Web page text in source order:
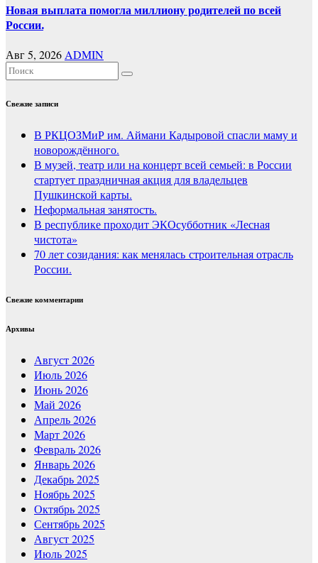
Новая выплата помогла миллиону родителей по всей
России.
Авг 5, 2026 ADMIN
Свежие записи
В РКЦОЗМиР им. Аймани Кадыровой спасли маму и
новорождённого.
В музей, театр или на концерт всей семьей: в России
стартует праздничная акция для владельцев
Пушкинской карты.
Неформальная занятость.
В республике проходит ЭКОсубботник «Лесная
чистота»
70 лет созидания: как менялась строительная отрасль
России.
Свежие комментарии
Архивы
Август 2026
Июль 2026
Июнь 2026
Май 2026
Апрель 2026
Март 2026
Февраль 2026
Январь 2026
Декабрь 2025
Ноябрь 2025
Октябрь 2025
Сентябрь 2025
Август 2025
Июль 2025